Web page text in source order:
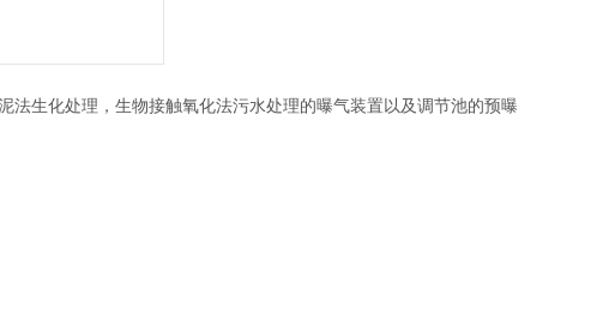
生化处理，生物接触氧化法污水处理的曝气装置以及调节池的预曝